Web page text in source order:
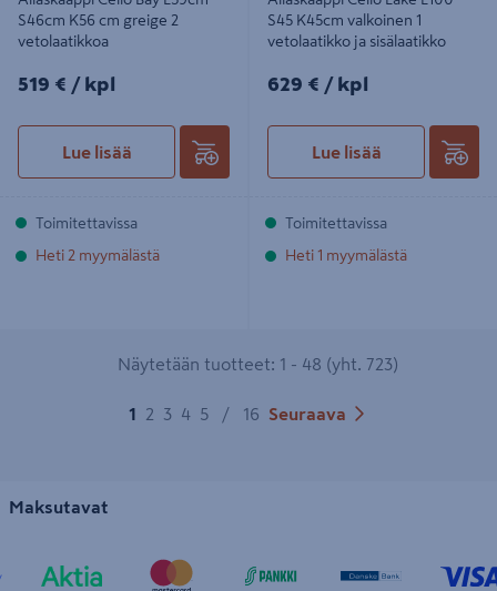
S46cm K56 cm greige 2
vetolaatikkoa
519€/kpl
519 € / kpl
Lue lisää
Toimitettavissa
Heti 2 myymälästä
S45 K45cm valkoinen 1
vetolaatikko ja sisälaatikko
629€/kpl
629 € / kpl
Lue lisää
Toimitettavissa
Heti 1 myymälästä
Näytetään tuotteet: 1 - 48 (yht. 723)
1 2 3 4 5 / 16 Seuraava
Maksutavat